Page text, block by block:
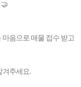
음으로 매물 접수 받고
겨주세요.